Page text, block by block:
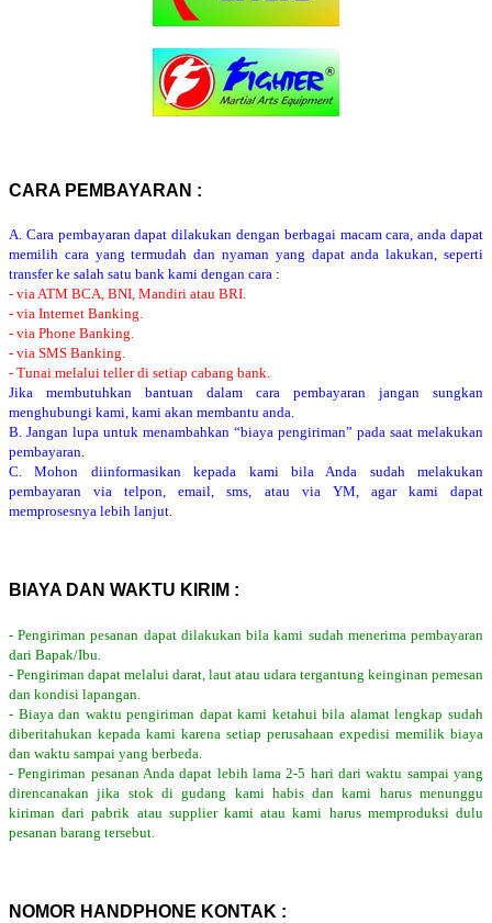
CARA PEMBAYARAN :
A. Cara pembayaran dapat dilakukan dengan berbagai macam cara, anda dapat
memilih cara yang termudah dan nyaman yang dapat anda lakukan, seperti
transfer ke salah satu bank kami dengan cara :
- via ATM BCA, BNI, Mandiri atau BRI.
- via Internet Banking.
- via Phone Banking.
- via SMS Banking.
- Tunai melalui teller di setiap cabang bank.
Jika membutuhkan bantuan dalam cara pembayaran jangan sungkan
menghubungi kami, kami akan membantu anda.
B. Jangan lupa untuk menambahkan “biaya pengiriman” pada saat melakukan
pembayaran.
C. Mohon diinformasikan kepada kami bila Anda sudah melakukan
pembayaran via telpon, email, sms, atau via YM, agar kami dapat
memprosesnya lebih lanjut.
BIAYA DAN WAKTU KIRIM :
- Pengiriman pesanan dapat dilakukan bila kami sudah menerima pembayaran
dari Bapak/Ibu.
- Pengiriman dapat melalui darat, laut atau udara tergantung keinginan pemesan
dan kondisi lapangan.
- Biaya dan waktu pengiriman dapat kami ketahui bila alamat lengkap sudah
diberitahukan kepada kami karena setiap perusahaan expedisi memilik biaya
dan waktu sampai yang berbeda.
- Pengiriman pesanan Anda dapat lebih lama 2-5 hari dari waktu sampai yang
direncanakan jika stok di gudang kami habis dan kami harus menunggu
kiriman dari pabrik atau supplier kami atau kami harus memproduksi dulu
pesanan barang tersebut.
NOMOR HANDPHONE KONTAK :